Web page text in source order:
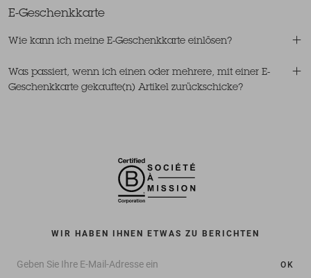
E-Geschenkkarte
Wie kann ich meine E-Geschenkkarte einlösen?
Was passiert, wenn ich einen oder mehrere, mit einer E-
Geschenkkarte gekaufte(n) Artikel zurückschicke?
WIR HABEN IHNEN ETWAS ZU BERICHTEN
OK